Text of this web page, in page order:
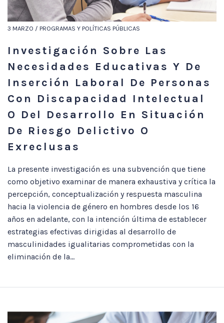
3 MARZO / PROGRAMAS Y POLÍTICAS PÚBLICAS
Investigación Sobre Las
Necesidades Educativas Y De
Inserción Laboral De Personas
Con Discapacidad Intelectual
O Del Desarrollo En Situación
De Riesgo Delictivo O
Exreclusas
La presente investigación es una subvención que tiene
como objetivo examinar de manera exhaustiva y crítica la
percepción, conceptualización y respuesta masculina
hacia la violencia de género en hombres desde los 16
años en adelante, con la intención última de establecer
estrategias efectivas dirigidas al desarrollo de
masculinidades igualitarias comprometidas con la
eliminación de la...